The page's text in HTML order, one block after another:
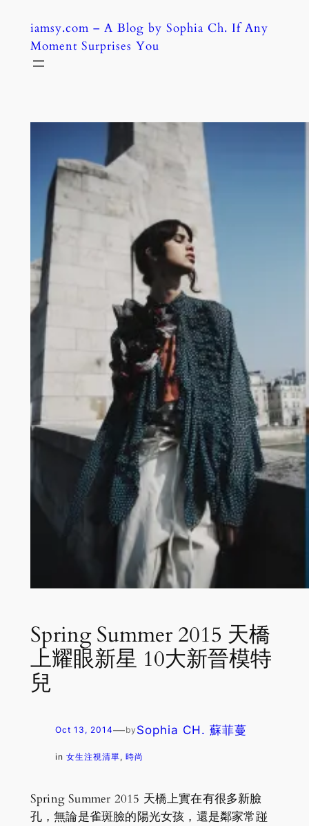
content
iamsy.com – A Blog by Sophia Ch. If Any
Moment Surprises You
Spring Summer 2015 天橋
上耀眼新星 10大新晉模特
兒
Oct 13, 2014—by Sophia CH. 蘇菲蔓
in 女生注視清單, 時尚
Spring Summer 2015 天橋上實在有很多新臉
孔，無論是雀斑臉的陽光女孩，還是鄰家常踫